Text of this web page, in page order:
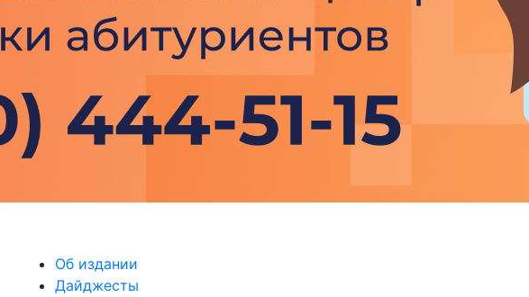
Об издании
Дайджесты